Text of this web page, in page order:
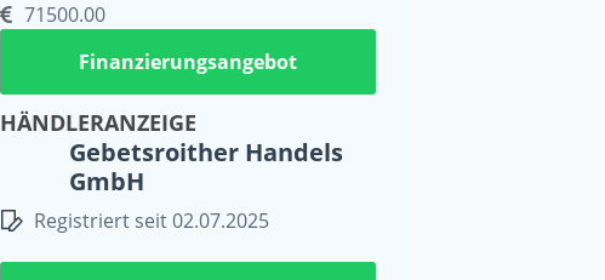
71500.00
Finanzierungsangebot
HÄNDLERANZEIGE
Gebetsroither Handels
GmbH
Registriert seit 02.07.2025